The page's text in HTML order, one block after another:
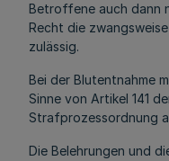
Betroffene auch dann
Recht die
zulässig.
Bei der Blutentnahme
Sinne von Artikel 141
Strafprozessordnung
Die Belehrungen und